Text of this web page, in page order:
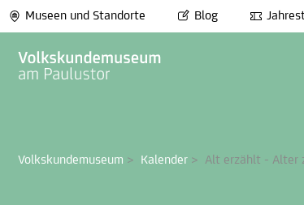
Museen und Standorte Blog
Volkskundemuseum > Kalender > Alt erzählt - Alter